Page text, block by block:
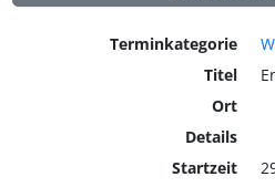
Terminkategorie
Titel
Ort
Details
Startzeit